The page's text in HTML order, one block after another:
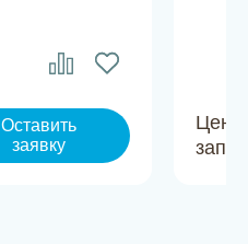
Оставить
заявку
Цена